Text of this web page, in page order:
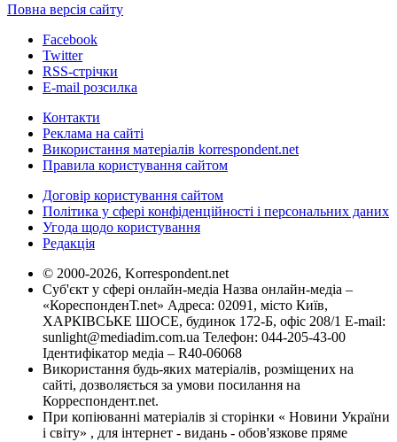
Повна версія сайту
Facebook
Twitter
RSS-стрічки
E-mail розсилка
Контакти
Реклама на сайті
Використання матеріалів korrespondent.net
Правила користування сайтом
Договір користування сайтом
Політика у сфері конфіденційності і персональних даних
Угода щодо користування
Редакція
© 2000-2026, Korrespondent.net
Суб'єкт у сфері онлайн-медіа Назва онлайн-медіа –
«КореспонденТ.net» Адреса: 02091, місто Київ,
ХАРКІВСЬКЕ ШОСЕ, будинок 172-Б, офіс 208/1 E-mail:
sunlight@mediadim.com.ua Телефон: 044-205-43-00
Ідентифікатор медіа – R40-06068
Використання будь-яких матеріалів, розміщених на
сайті, дозволяється за умови посилання на
Корреспондент.net.
При копіюванні матеріалів зі сторінки « Новини України
і світу» , для інтернет - видань - обов'язкове пряме